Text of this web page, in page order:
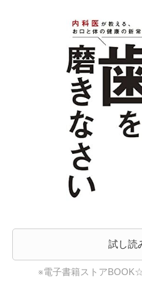
試し読
※電子書籍ストア